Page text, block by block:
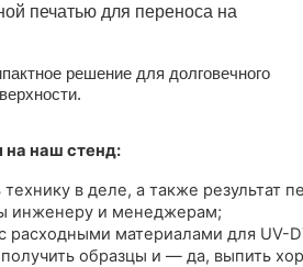
печатью для переноса на
решение для долговечного
на наш стенд:
в деле, а также результат
инженеру и менеджерам;
расходными материалами для UV-
образцы и — да, выпить